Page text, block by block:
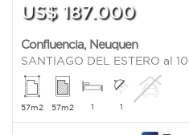
US$ 187.000
Confluencia, Neuquen
SANTIAGO DEL ESTERO al
57m2 57m2 1 1